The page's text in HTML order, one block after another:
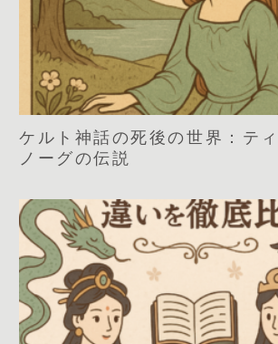
ケルト神話の死後の世界：ティ
ノーグの伝説